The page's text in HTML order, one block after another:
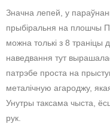
Значна лепей, у
прыбіральня на плошчы
можна толькі з 8 траніцы
наведвання тут
патрэбе проста на
металічную агароджу,
Унутры таксама чыста,
рук.